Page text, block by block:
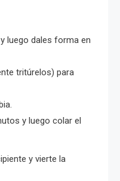
luego dales forma en
tritúrelos) para
y luego colar el
y vierte la